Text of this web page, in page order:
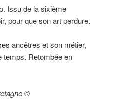
Issu de la sixième
pour que son art perdure.
ancêtres et son métier,
temps. Retombée en
©